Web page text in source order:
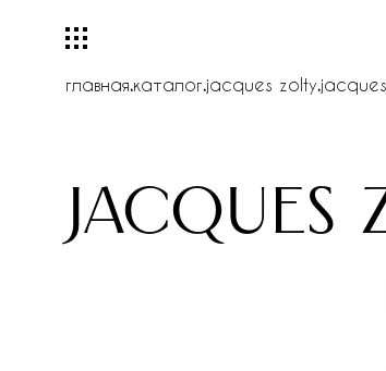
главная.каталог.jacques zolty.
jacques